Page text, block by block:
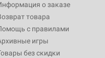
о заказе
товара
с правилами
игры
без скидки